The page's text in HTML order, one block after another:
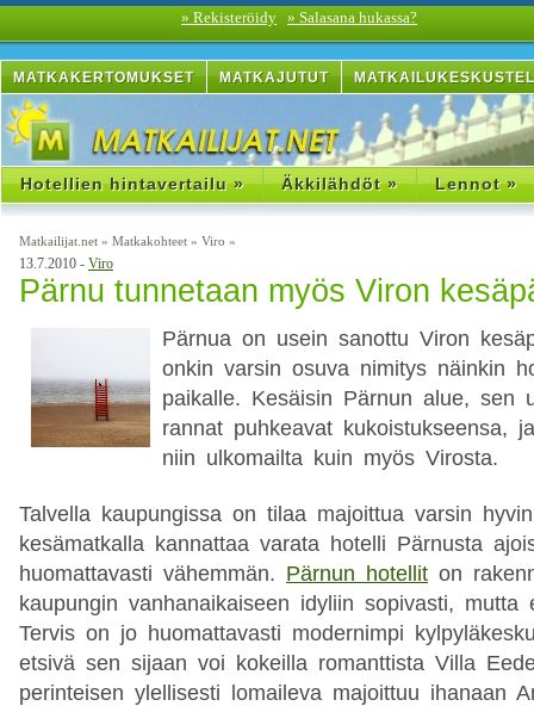
» Rekisteröidy » Salasana hukassa?
MATKAKERTOMUKSET MATKAJUTUT
Hotellien hintavertailu » Äkkilähdöt » Lennot »
Matkailijat.net » Matkakohteet » Viro »
13.7.2010 - Viro
Pärnu tunnetaan myös Viron
Pärnua on usein sanottu Viron
onkin varsin osuva nimitys näinkin
paikalle. Kesäisin Pärnun alue, sen
rannat puhkeavat kukoistukseensa,
niin ulkomailta kuin myös Virosta.
Talvella kaupungissa on tilaa majoittua varsin
kesämatkalla kannattaa varata hotelli Pärnusta
huomattavasti vähemmän. Pärnun hotellit on
kaupungin vanhanaikaiseen idyliin sopivasti, mutta
Tervis on jo huomattavasti modernimpi
etsivä sen sijaan voi kokeilla romanttista Villa
perinteisen ylellisesti lomaileva majoittuu ihanaan